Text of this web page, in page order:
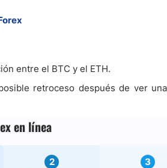
entre el BTC y el ETH.
retroceso después de ver una
en línea
2 3